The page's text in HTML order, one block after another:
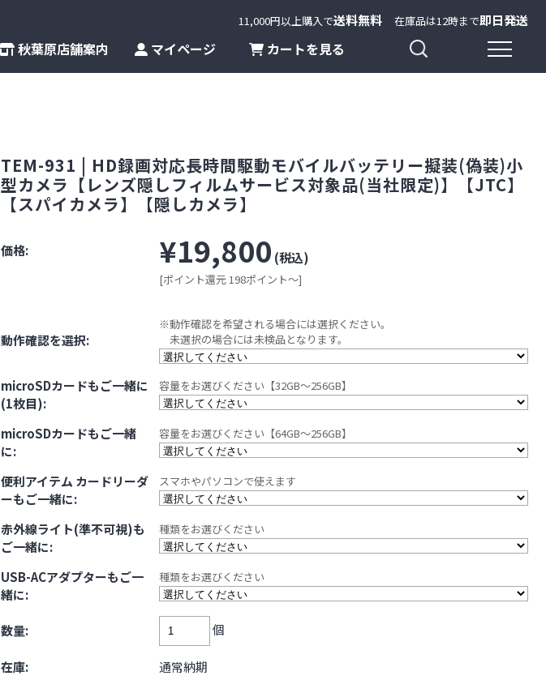
11,000円以上購入で送料無料 在庫品は12時まで即日発送
秋葉原店舗案内 マイページ カートを見る
TEM-931 | HD録画対応長時間駆動モバイルバッテリー擬装(偽装)小
型カメラ【レンズ隠しフィルムサービス対象品(当社限定)】【JTC】
【スパイカメラ】【隠しカメラ】
価格: ¥19,800 (税込)
[ポイント還元 198ポイント～]
動作確認を選択:
※動作確認を希望される場合には選択ください。
未選択の場合には未検品となります。
microSDカードもご一緒に
(1枚目):
容量をお選びください【32GB～256GB】
microSDカードもご一緒
に:
容量をお選びください【64GB～256GB】
便利アイテム カードリーダ
ーもご一緒に:
スマホやパソコンで使えます
赤外線ライト(準不可視)も
ご一緒に:
種類をお選びください
USB-ACアダプターもご一
緒に:
種類をお選びください
数量: 個
在庫: 通常納期